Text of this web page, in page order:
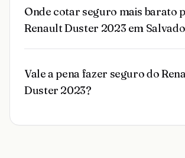
Onde cotar seguro mais barato
Renault Duster 2023 em
Vale a pena fazer seguro do
Duster 2023?